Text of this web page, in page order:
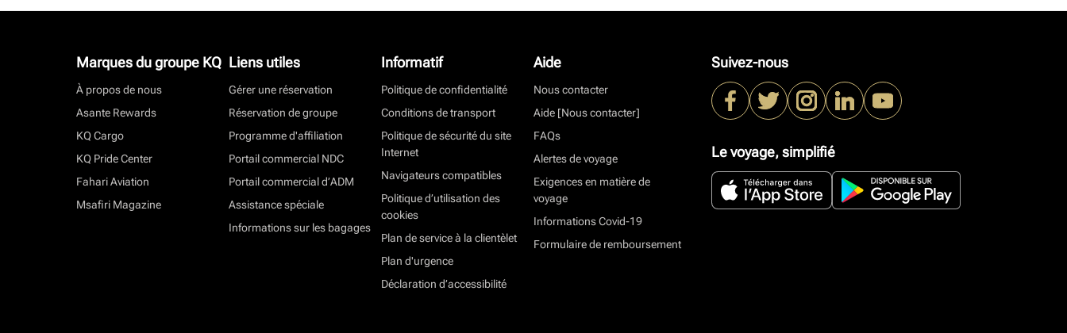
Marques du groupe KQ
À propos de nous
Asante Rewards
KQ Cargo
KQ Pride Center
Fahari Aviation
Msafiri Magazine
Liens utiles
Gérer une réservation
Réservation de groupe
Programme d'affiliation
Portail commercial NDC
Portail commercial d’ADM
Assistance spéciale
Informations sur les bagages
Informatif
Politique de confidentialité
Conditions de transport
Politique de sécurité du site
Internet
Navigateurs compatibles
Politique d’utilisation des
cookies
Plan de service à la clientèlet
Plan d'urgence
Déclaration d’accessibilité
Aide
Nous contacter
Aide [Nous contacter]
FAQs
Alertes de voyage
Exigences en matière de
voyage
Informations Covid-19
Formulaire de remboursement
Suivez-nous
Le voyage, simplifié